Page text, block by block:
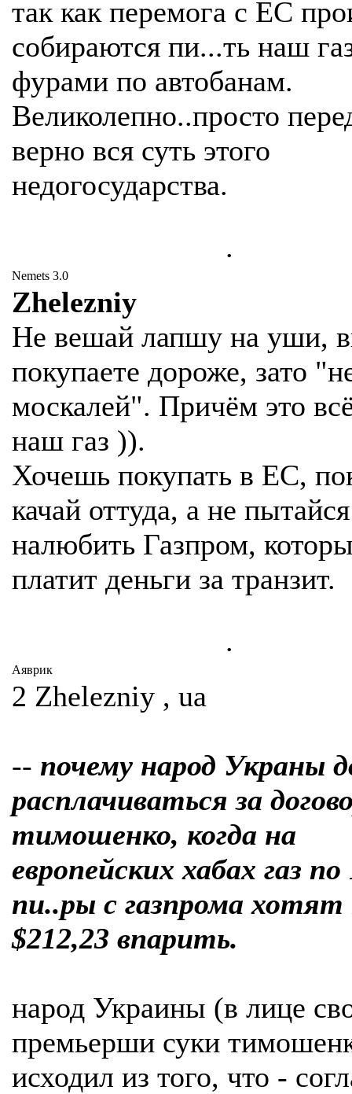
так как перемога с ЕС
собираются пи...ть наш
фурами по автобанам.
Великолепно..просто
верно вся суть этого
недогосударства.
.
Nemets 3.0
Zhelezniy
Не вешай лапшу на уши,
покупаете дороже, зато
москалей". Причём это
наш газ )).
Хочешь покупать в ЕС,
качай оттуда, а не пытайся
налюбить Газпром,
платит деньги за транзит.
.
Аяврик
2 Zhelezniy , ua
-- почему народ Украны
расплачиваться за
тимошенко, когда на
европейских хабах газ по
пи..ры с газпрома хотят
$212,23 впарить.
народ Украины (в лице
премьерши суки
исходил из того, что -